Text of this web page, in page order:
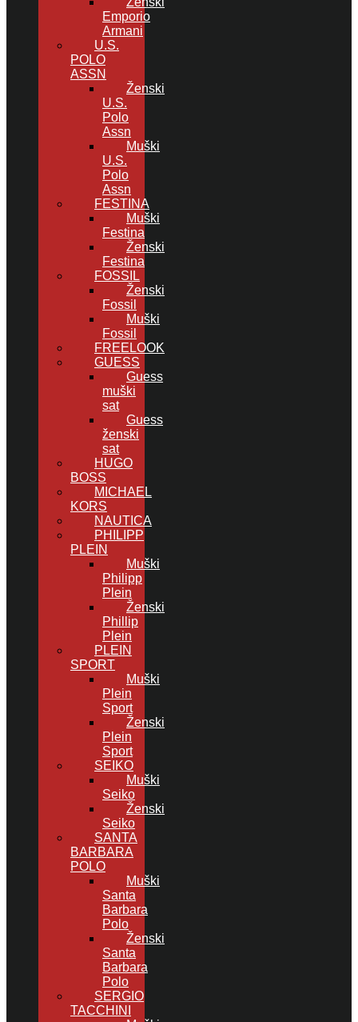
Emporio
Armani
U.S.
POLO
ASSN
Ženski
U.S.
Polo
Assn
Muški
U.S.
Polo
Assn
FESTINA
Muški
Festina
Ženski
Festina
FOSSIL
Ženski
Fossil
Muški
Fossil
FREELOOK
GUESS
Guess
muški
sat
Guess
ženski
sat
HUGO
BOSS
MICHAEL
KORS
NAUTICA
PHILIPP
PLEIN
Muški
Philipp
Plein
Ženski
Phillip
Plein
PLEIN
SPORT
Muški
Plein
Sport
Ženski
Plein
Sport
SEIKO
Muški
Seiko
Ženski
Seiko
SANTA
BARBARA
POLO
Muški
Santa
Barbara
Polo
Ženski
Santa
Barbara
Polo
SERGIO
TACCHINI